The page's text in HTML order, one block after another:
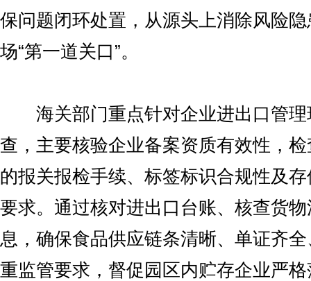
保问题闭环处置，从源头上消除风险
场“第一道关口”。
海关部门重点针对企业进出口管理
查，主要核验企业备案资质有效性，
的报关报检手续、标签标识合规性及
要求。通过核对进出口台账、核查货
息，确保食品供应链条清晰、单证齐
重监管要求，督促园区内贮存企业严